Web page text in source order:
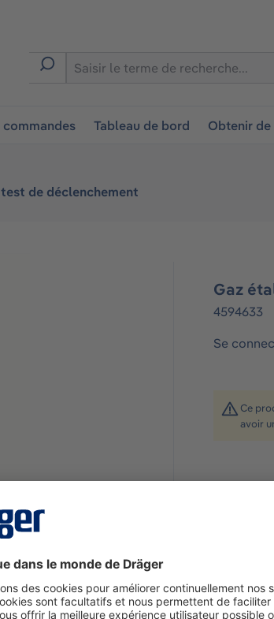
commandes Tableau de bord Obtenir
de déclenchement
Gaz
4594633
Se
Ce
avoir